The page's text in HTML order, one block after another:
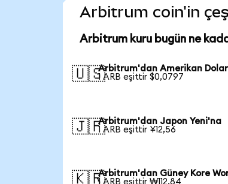
Arbitrum coin'in
Arbitrum kuru bugün ne
🇺🇸Arbitrum'dan Amerikan
1 ARB eşittir $0,0797
🇯🇵Arbitrum'dan Japon Yeni'na
1 ARB eşittir ¥12,56
🇰🇷Arbitrum'dan Güney Kore
1 ARB eşittir ₩112,84